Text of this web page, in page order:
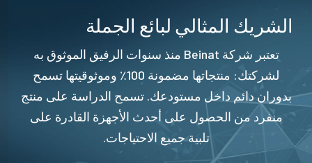
الشريك المثالي لبائع الجملة
تعتبر شركة Beinat منذ سنوات الرفيق الموثوق به
لشركتك: منتجاتها مضمونة 100٪ وموثوقيتها تسمح
بدوران دائم داخل مستودعك. تسمح الدراسة على منتج
منفرد من الحصول على أحدث الأجهزة القادرة على
تلبية جميع الاحتياجات.